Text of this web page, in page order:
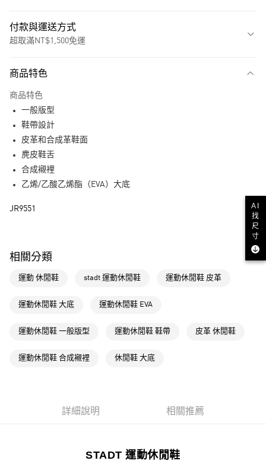
付款與運送方式
超取滿NT$1,500免運
LINE Pay
每筆NT$80，滿NT$1,500(含以上)免運費
每筆NT$80，滿NT$1,500(含以上)免運費
萊爾富取貨付款
付款後萊爾富取貨
每筆NT$80，滿NT$1,500(含以上)免運費
商品特色
商品特色
一般版型
鞋帶設計
皮革和合成革鞋面
麂皮鞋舌
合成襯裡
乙烯/乙酸乙烯酯（EVA）大底
JR9551
相關分類
運動 休閒鞋 stadt 運動休閒鞋 運動休閒鞋 皮革
運動休閒鞋 大底 運動休閒鞋 EVA
運動休閒鞋 一般版型 運動休閒鞋 鞋帶 皮革 休閒鞋
運動休閒鞋 合成襯裡 休閒鞋 大底
詳細說明 相關推薦
STADT 運動休閒鞋
AI
找
尺
寸